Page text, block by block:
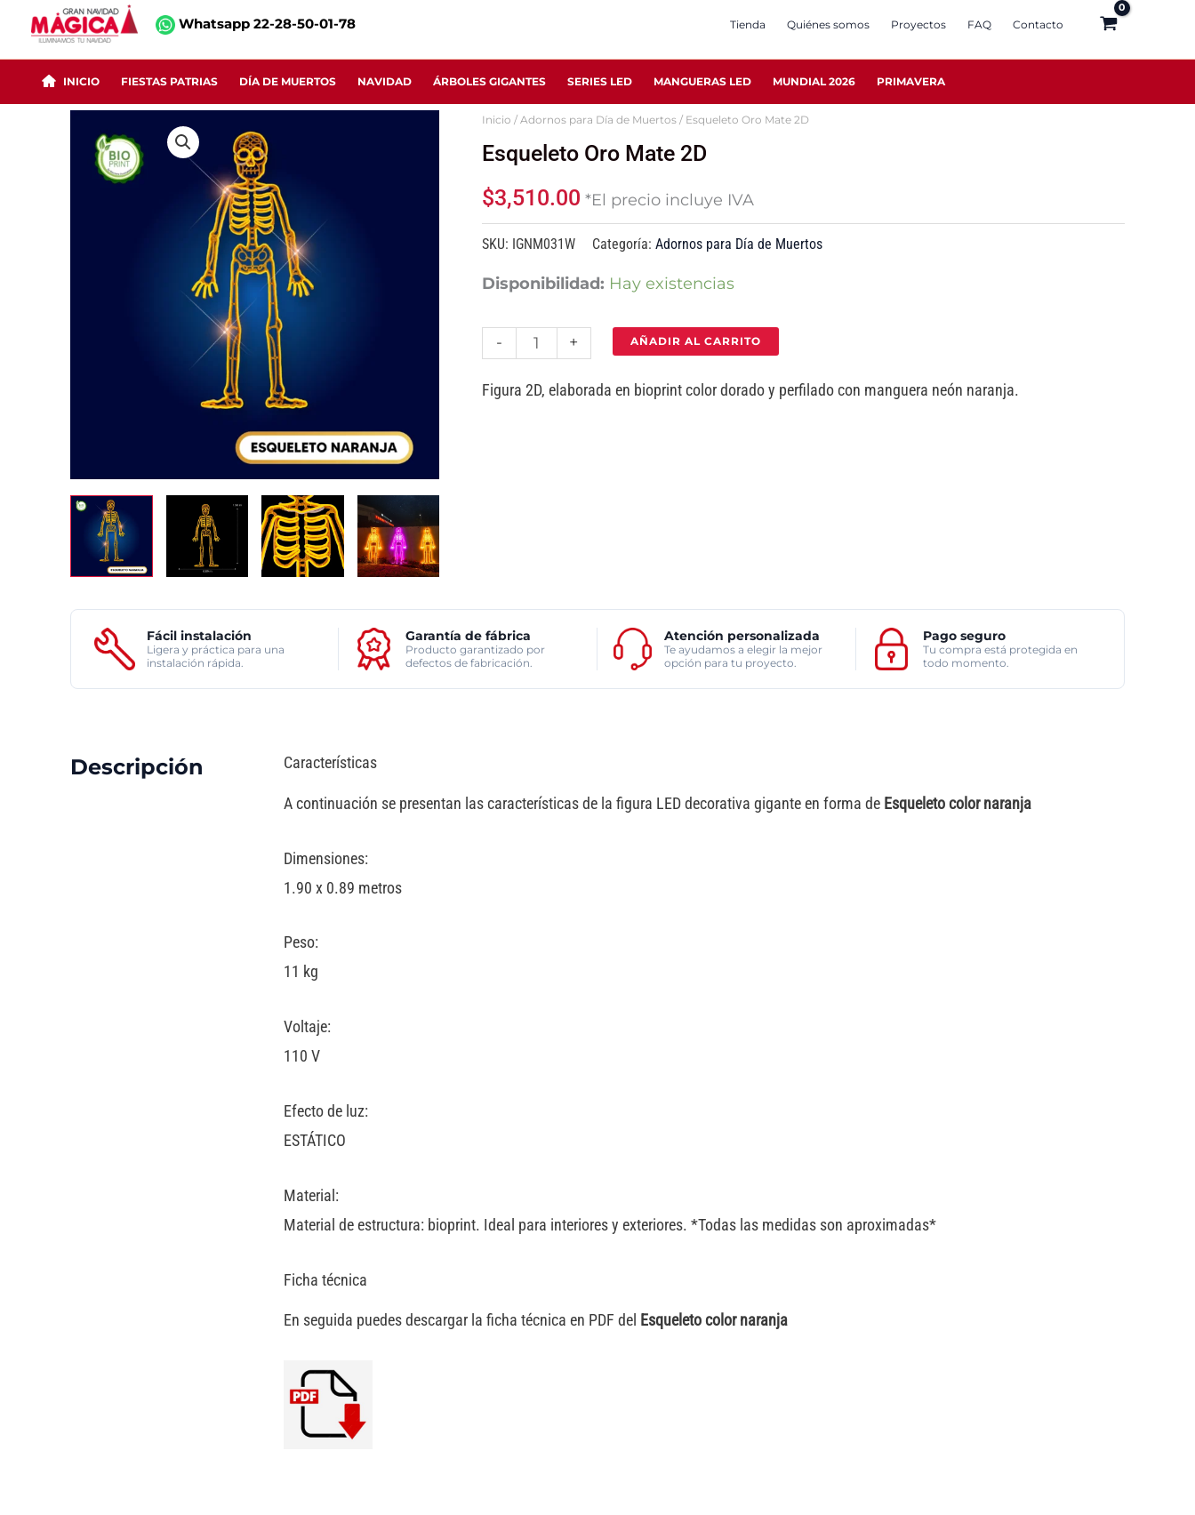
contenido
Whatsapp 22-28-50-01-78 Tienda Quiénes somos Proyectos FAQ Contacto
INICIO FIESTAS PATRIAS DÍA DE MUERTOS NAVIDAD ÁRBOLES GIGANTES SERIES LED MANGUERAS LED MUNDIAL 2026 PRIMAVERA
Inicio / Adornos para Día de Muertos/ Esqueleto Oro Mate 2D
Esqueleto Oro Mate 2D
$3,510.00 *El precio incluye IVA
SKU: IGNM031W Categoría: Adornos para Día de Muertos
Disponibilidad: Hay existencias
-
Esqueleto
Oro
Mate
2D
cantidad
+ AÑADIR AL CARRITO
Figura 2D, elaborada en bioprint color dorado y perfilado con manguera neón naranja.
Fácil instalación
Ligera y práctica para una
instalación rápida.
Garantía de fábrica
Producto garantizado por
defectos de fabricación.
Atención personalizada
Te ayudamos a elegir la mejor
opción para tu proyecto.
Pago seguro
Tu compra está protegida en
todo momento.
Descripción Características
A continuación se presentan las características de la figura LED decorativa gigante en forma de Esqueleto color naranja
Dimensiones:
1.90 x 0.89 metros
Peso:
11 kg
Voltaje:
110 V
Efecto de luz:
ESTÁTICO
Material:
Material de estructura: bioprint. Ideal para interiores y exteriores. *Todas las medidas son aproximadas*
Ficha técnica
En seguida puedes descargar la ficha técnica en PDF del Esqueleto color naranja